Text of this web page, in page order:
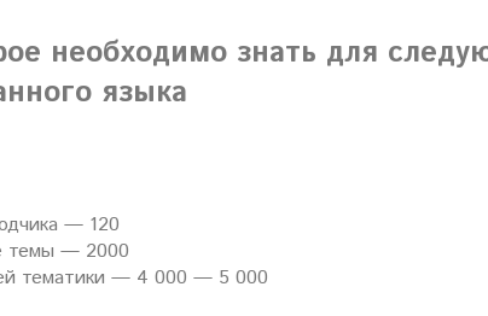
необходимо знать для
языка
— 120
темы — 2000
тематики — 4 000 — 5 000